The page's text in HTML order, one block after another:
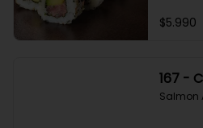
$5.990
167 -
Salmon